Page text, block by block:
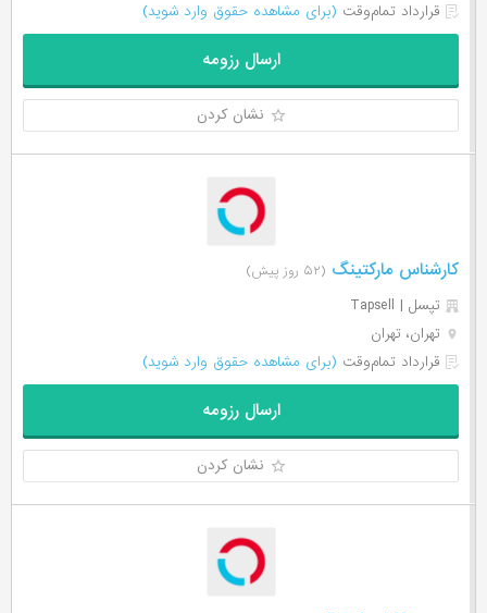
قرارداد تمام‌وقت (برای مشاهده حقوق وارد شوید)
ارسال رزومه
نشان کردن
کارشناس مارکتینگ (۵۲ روز پیش)
تپسل | Tapsell
تهران، تهران
قرارداد تمام‌وقت (برای مشاهده حقوق وارد شوید)
ارسال رزومه
نشان کردن